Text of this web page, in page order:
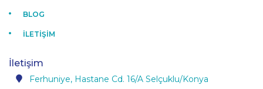
BLOG
İLETİŞİM
İletişim
Ferhuniye, Hastane Cd. 16/A Selçuklu/Konya